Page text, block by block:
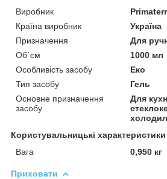
Виробник
Країна виробник
Україна
Призначення
Для
Об`єм
1000 мл
Особливість засобу
Еко
Тип засобу
Гель
Основне призначення
засобу
Для
Користувальницькі характеристики
Вага
0,950 кг
Приховати